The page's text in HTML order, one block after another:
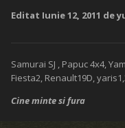
Editat Iunie 12, 2011 de
Samurai SJ , Papuc 4x4,
Fiesta2, Renault19D,
Cine minte si fura